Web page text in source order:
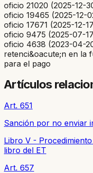
oficio 21020 (2025-12-
oficio 19465 (2025-12-
oficio 17671 (2025-12-
oficio 9475 (2025-07-
oficio 4638 (2023-04-
retenci&oacute;n en la
para el pago
Artículos
Art. 651
Sanción por no enviar
Libro V - Procedimiento
libro del ET
Art. 657